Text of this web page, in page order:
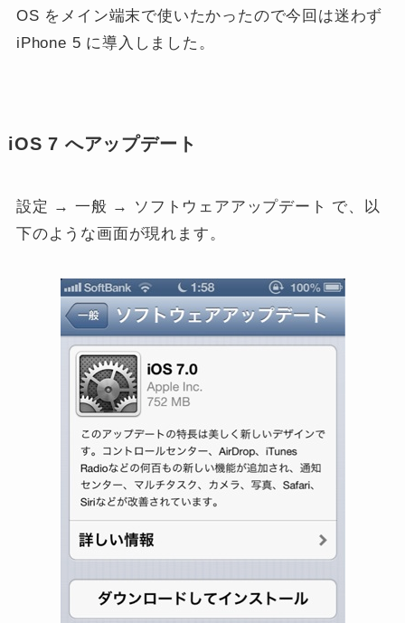
OS をメイン端末で使いたかったので今回は迷わず
iPhone 5 に導入しました。
iOS 7 へアップデート
設定 → 一般 → ソフトウェアアップデート で、以
下のような画面が現れます。